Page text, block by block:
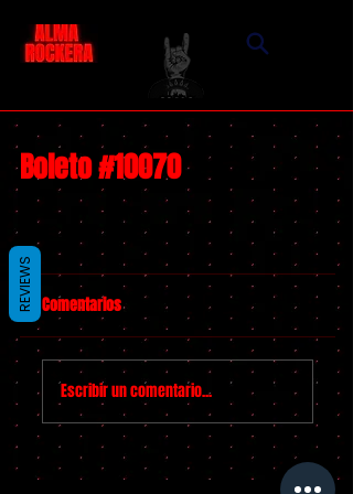
Boleto #10070
Comentarios
Escribir un comentario...
REVIEWS